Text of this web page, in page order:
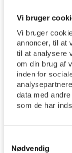
Vi bruger
Vi bruger
annoncer, til at
til at analysere
om din brug af
inden for
data med
som de har
Nødvendig
Grøn
Grøn Kirkegård
content/uploads/
Uth Sogne Tyrsted